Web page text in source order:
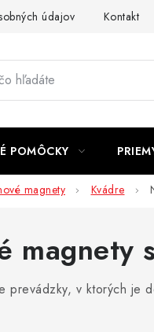
údajov Kontakt
POMÔCKY
magnety Kvádre
magnety
prevádzky, v ktorých je